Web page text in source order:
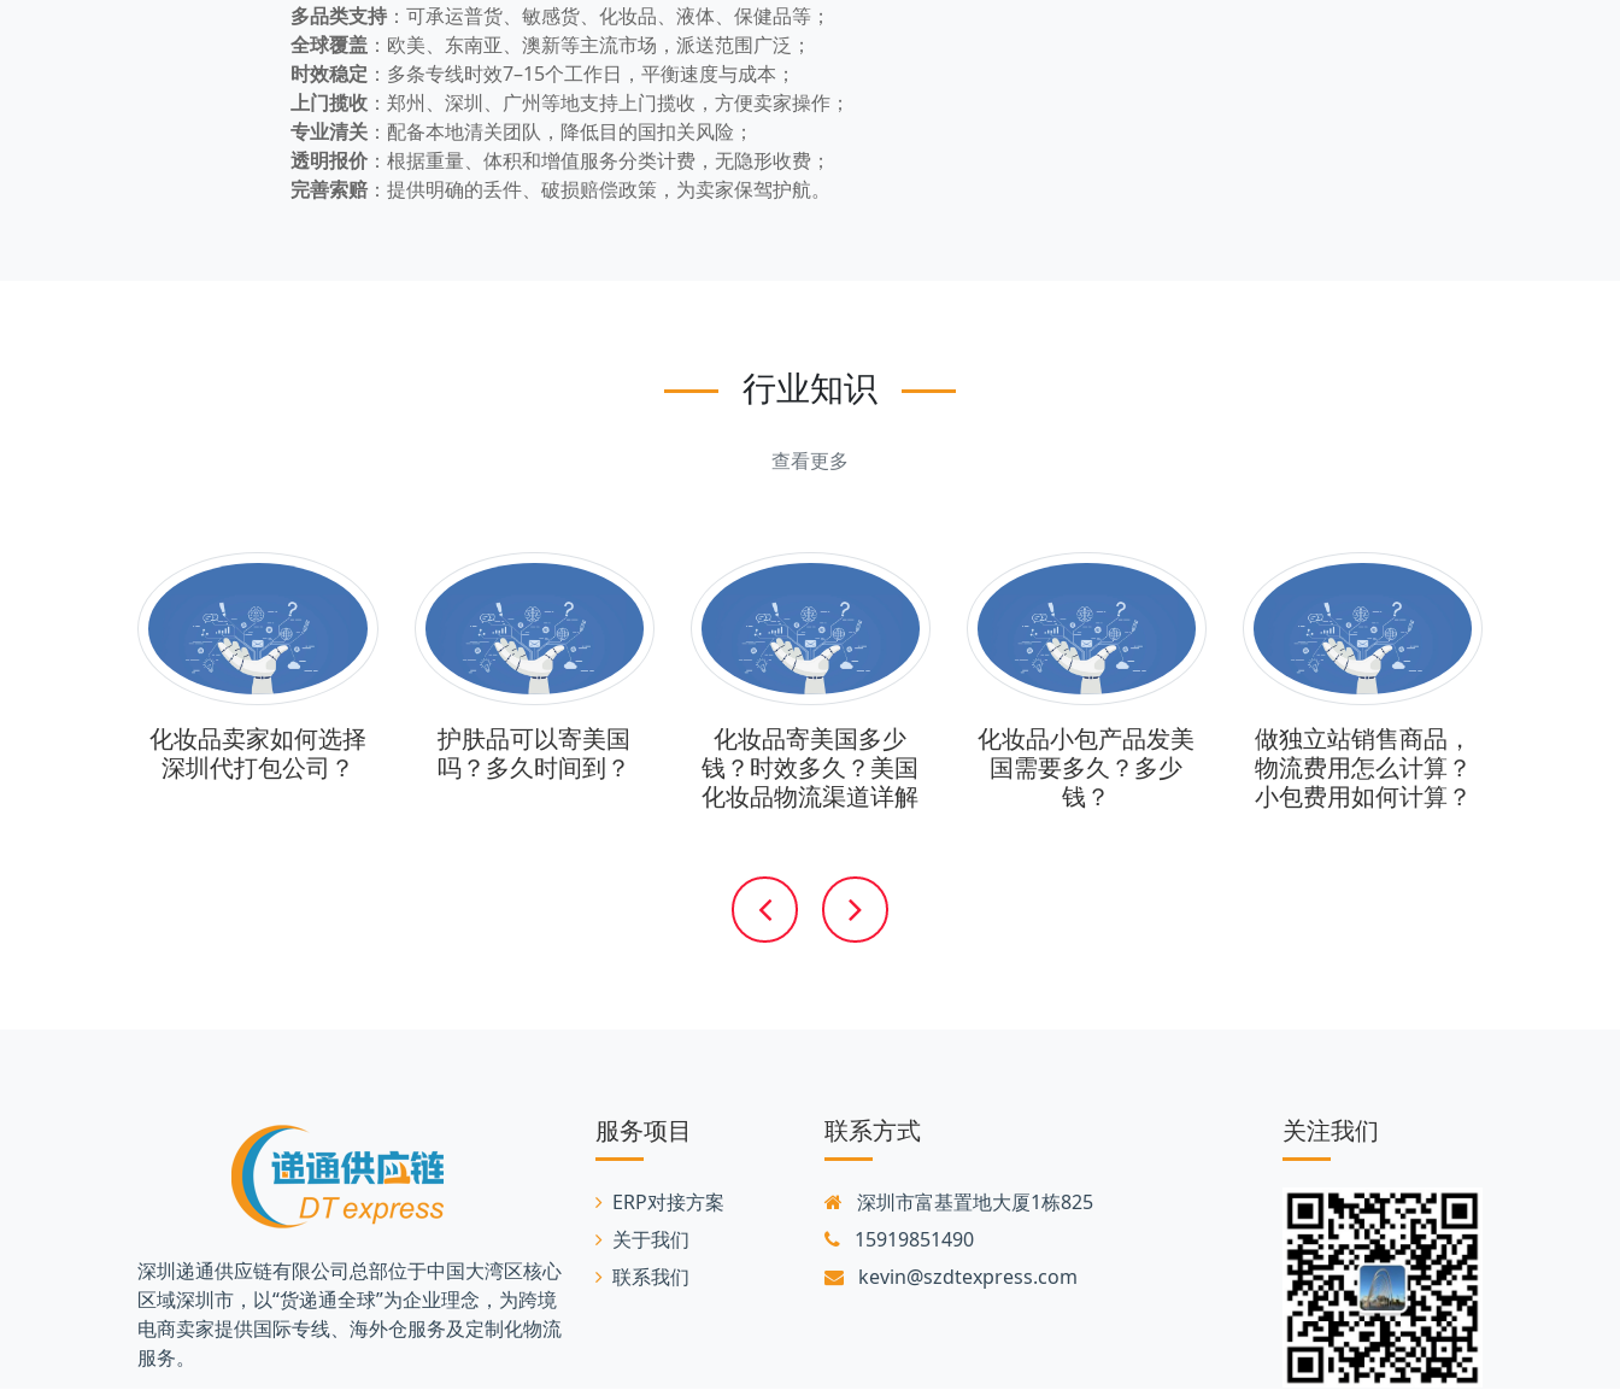
多品类支持 ：可承运普货、敏感货、化妆品、液体、保健品等；
全球覆盖 ：欧美、东南亚、澳新等主流市场，派送范围广泛；
时效稳定 ：多条专线时效7–15个工作日，平衡速度与成本；
上门揽收 ：郑州、深圳、广州等地支持上门揽收，方便卖家操作；
专业清关 ：配备本地清关团队，降低目的国扣关风险；
透明报价 ：根据重量、体积和增值服务分类计费，无隐形收费；
完善索赔：提供明确的丢件、破损赔偿政策，为卖家保驾护航。
行业知识
查看更多
护肤品可以寄美国
吗？多久时间到？
化妆品寄美国多少
钱？时效多久？美国
化妆品小包产品发美
国需要多久？多少
钱？
做独立站销售商品，
物流费用怎么计算？
小包费用如何计算？
跨境电商卖家发小包
货物时，怎么区别普
货和内电产品？
深圳递通供应链有限公司总部位于中国大湾区核心
区域深圳市，以“货递通全球”为企业理念，为跨境
电商卖家提供国际专线、海外仓服务及定制化物流
服务。
服务项目
ERP对接方案
关于我们
联系我们
联系方式
深圳市富基置地大厦1栋825
15919851490
kevin@szdtexpress.com
关注我们